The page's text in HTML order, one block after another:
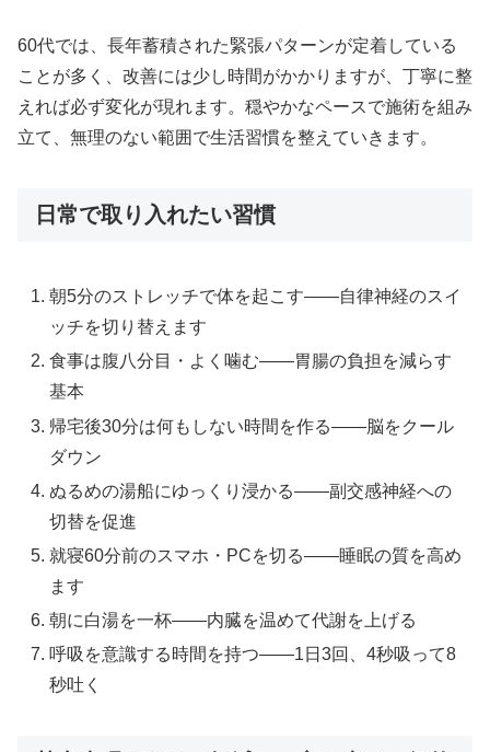
60代では、長年蓄積された緊張パターンが定着している
ことが多く、改善には少し時間がかかりますが、丁寧に整
えれば必ず変化が現れます。穏やかなペースで施術を組み
立て、無理のない範囲で生活習慣を整えていきます。
日常で取り入れたい習慣
朝5分のストレッチで体を起こす——自律神経のスイ
ッチを切り替えます
食事は腹八分目・よく噛む——胃腸の負担を減らす
基本
帰宅後30分は何もしない時間を作る——脳をクール
ダウン
ぬるめの湯船にゆっくり浸かる——副交感神経への
切替を促進
就寝60分前のスマホ・PCを切る——睡眠の質を高め
ます
朝に白湯を一杯——内臓を温めて代謝を上げる
呼吸を意識する時間を持つ——1日3回、4秒吸って8
秒吐く